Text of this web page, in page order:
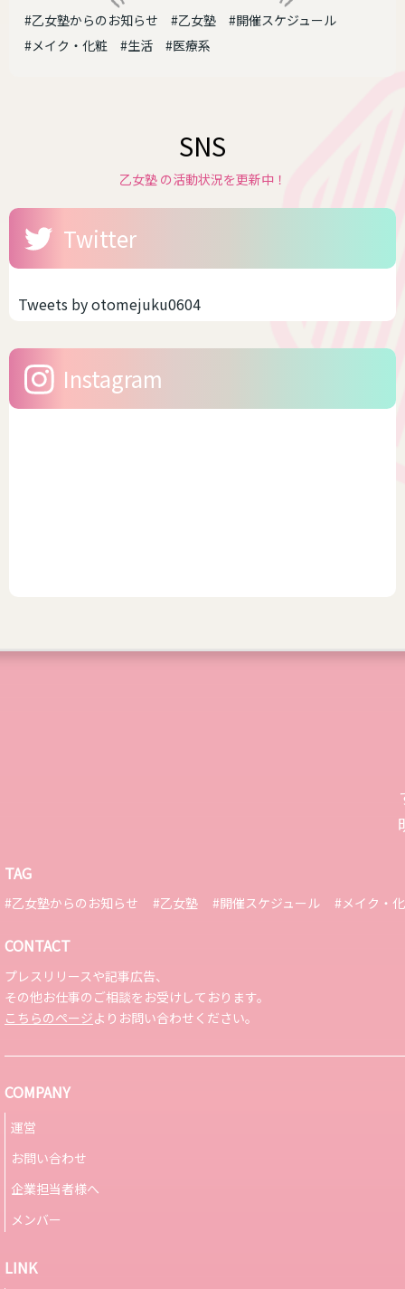
#乙女塾からのお知らせ #乙女塾
#開催スケジュール
#メイク・化粧
#生活 #医療系
SNS
乙女塾 の活動状況を更新中！
Twitter
Tweets by otomejuku0604
Instagram
TAG
#乙女塾からのお知らせ #乙女塾 #開催スケジュール #メイク・
CONTACT
プレスリリースや記事広告、
その他お仕事のご相談をお受けしております。
こちらのページよりお問い合わせください。
COMPANY
運営
お問い合わせ
企業担当者様へ
メンバー
LINK